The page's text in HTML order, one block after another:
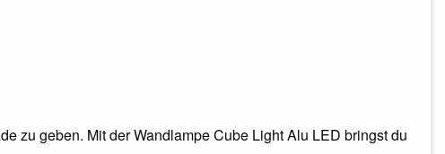
zu geben. Mit der Wandlampe Cube Light Alu LED bringst du